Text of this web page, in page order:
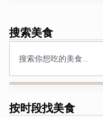
搜索美食
按时段找美食